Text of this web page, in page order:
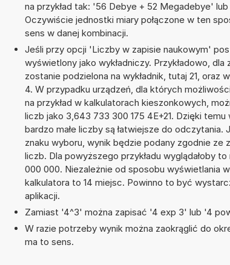
na przykład tak: '56 Debye + 52 Megadebye'
Oczywiście jednostki miary połączone w ten
sens w danej kombinacji.
Jeśli przy opcji 'Liczby w zapisie naukowym'
wyświetlony jako wykładniczy. Przykładowo,
zostanie podzielona na wykładnik, tutaj 21, oraz
4. W przypadku urządzeń, dla których
na przykład w kalkulatorach kieszonkowych,
liczb jako 3,643 733 300 175 4E+21. Dzięki
bardzo małe liczby są łatwiejsze do
znaku wyboru, wynik będzie podany zgodnie ze
liczb. Dla powyższego przykładu wyglądałoby
000 000. Niezależnie od sposobu wyświetlania
kalkulatora to 14 miejsc. Powinno to być
aplikacji.
Zamiast '4^3' można zapisać '4 exp 3' lub '4
W razie potrzeby wynik można zaokrąglić do
ma to sens.